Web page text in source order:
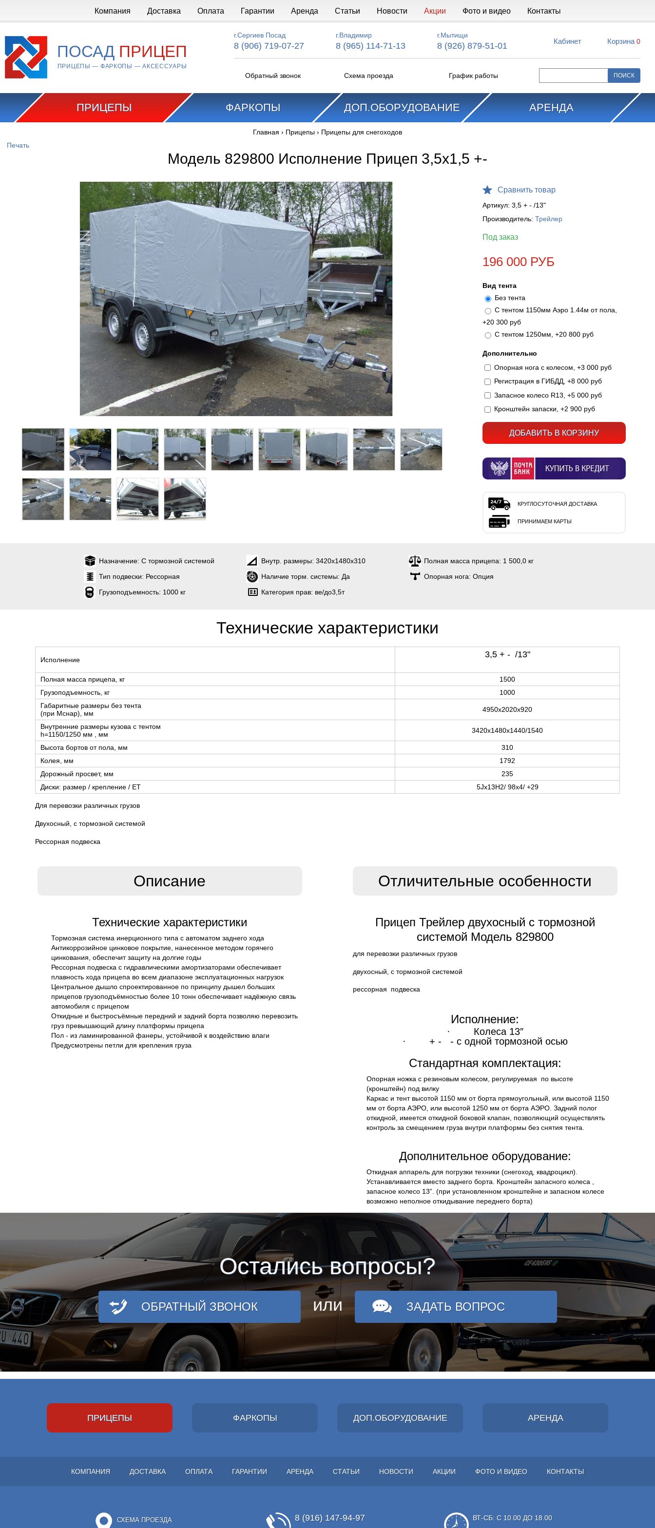
Компания Доставка Оплата Гарантии Аренда Статьи Новости Акции Фото и видео Контакты
ПОСАД ПРИЦЕП
ПРИЦЕПЫ — ФАРКОПЫ — АКСЕССУАРЫ
г.Сергиев Посад
8 (906) 719-07-27
г.Владимир
8 (965) 114-71-13
г.Мытищи
8 (926) 879-51-01 Кабинет Корзина 0
Обратный звонок Схема проезда График работы
ПРИЦЕПЫ ФАРКОПЫ ДОП.ОБОРУДОВАНИЕ АРЕНДА
Главная › Прицепы › Прицепы для снегоходов
Печать
Модель 829800 Исполнение Прицеп 3,5х1,5 +-
Сравнить товар
Артикул: 3,5 + - /13"
Производитель: Трейлер
Под заказ
196 000 РУБ
Вид тента
Без тента
С тентом 1150мм Аэро 1.44м от пола,
+20 300 руб
С тентом 1250мм, +20 800 руб
Дополнительно
Опорная нога с колесом, +3 000 руб
Регистрация в ГИБДД, +8 000 руб
Запасное колесо R13, +5 000 руб
Кронштейн запаски, +2 900 руб
КРУГЛОСУТОЧНАЯ ДОСТАВКА
ПРИНИМАЕМ КАРТЫ
Назначение: С тормозной системой Внутр. размеры:3420х1480х310 Полная масса прицепа: 1 500,0 кг
Тип подвески: Рессорная Наличие торм. системы: Да Опорная нога: Опция
Грузоподъемность: 1000 кг Категория прав: ве/до3,5т
Технические характеристики
Исполнение
3,5 + - /13"
Полная масса прицепа, кг
1500
Грузоподъемность, кг
1000
Габаритные размеры без тента
(при Мснар), мм
4950х2020х920
Внутренние размеры кузова с тентом
h=1150/1250 мм , мм
3420х1480х1440/1540
Высота бортов от пола, мм
310
Колея, мм
1792
Дорожный просвет, мм
235
Диски: размер / крепление / ЕТ
5Jх13Н2/ 98х4/ +29
Для перевозки различных грузов
Двухосный, с тормозной системой
Рессорная подвеска
Описание
Технические характеристики
Тормозная системаинерционного типа с автоматом заднего хода
Антикоррозийное цинковое покрытие, нанесенное методом горячего
цинкования, обеспечит защиту на долгие годы
Рессорная подвескас гидравлическими амортизаторами обеспечивает
плавность хода прицепаво всем диапазоне эксплуатационных нагрузок
Центральное дышлоспроектированное по принципу дышел больших
прицепов грузоподъёмностью более 10 тонн обеспечиваетнадёжную связь
автомобиля с прицепом
Откидные и быстросъёмные передний и задний борта позволяю перевозить
груз превышающий длину платформыприцепа
Пол - из ламинированной фанеры, устойчивой к воздействию влаги
Предусмотрены петли для крепления груза
Отличительные особенности
Прицеп Трейлер двухосный с тормозной
системой Модель 829800
для перевозки различных грузов
двухосный, с тормозной системой
рессорная подвеска
Исполнение:
· Колеса 13″
· + - - с одной тормозной осью
Стандартная комплектация:
Опорная ножка с резиновым колесом, регулируемая по высоте
(кронштейн) под вилку
Каркас и тентвысотой 1150 мм от борта прямоугольный , или высотой 1150
мм от борта АЭРО, или высотой 1250мм от борта АЭРО. Задний полог
откидной, имеется откидной боковой клапан, позволяющий осуществлять
контроль за смещением груза внутри платформы без снятия тента.
Дополнительное оборудование:
Откидная аппарельдля погрузки техники (снегоход, квадроцикл).
Устанавливается вместо заднего борта.
Кронштейн запасного колеса ,
запасное колесо 13”. (при установленном кронштейне и запасном колесе
возможно неполное откидывание переднего борта)
Остались вопросы?
ОБРАТНЫЙ ЗВОНОК или ЗАДАТЬ ВОПРОС
ПРИЦЕПЫ ФАРКОПЫ ДОП.ОБОРУДОВАНИЕ АРЕНДА
КОМПАНИЯ ДОСТАВКА ОПЛАТА ГАРАНТИИ АРЕНДА СТАТЬИ НОВОСТИ АКЦИИ ФОТО И ВИДЕО КОНТАКТЫ
СХЕМА ПРОЕЗДА
8 (916) 147-94-97
ВТ-СБ: С 10.00 ДО 18.00